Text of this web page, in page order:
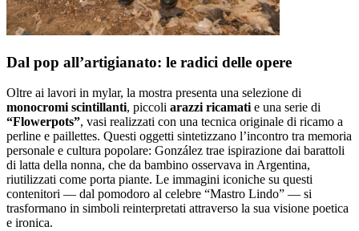
Dal pop all’artigianato: le radici delle opere
Oltre ai lavori in mylar, la mostra presenta una selezione di
monocromi scintillanti, piccoli arazzi ricamatie una serie di
“Flowerpots”, vasi realizzati con una tecnica originale di ricamo a
perline e paillettes. Questi oggetti sintetizzano l’incontro tra memoria
personale e cultura popolare: González trae ispirazione dai barattoli
di latta della nonna, che da bambino osservava in Argentina,
riutilizzati come porta piante. Le immagini iconiche su questi
contenitori — dal pomodoro al celebre “Mastro Lindo” — si
trasformano in simboli reinterpretati attraverso la sua visione poetica
e ironica.